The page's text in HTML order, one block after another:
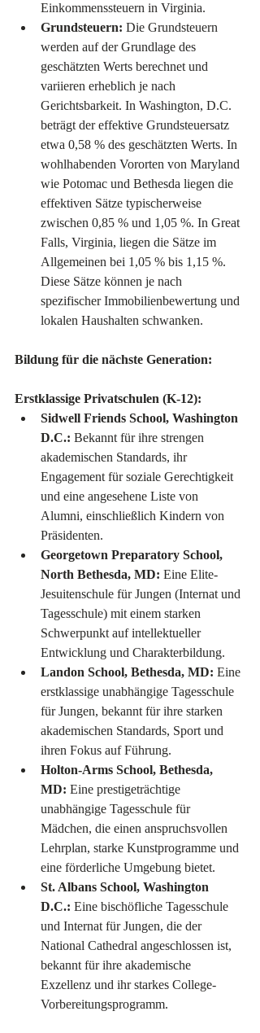
Einkommenssteuern in Virginia.
Grundsteuern: Die Grundsteuern
werden auf der Grundlage des
geschätzten Werts berechnet und
variieren erheblich je nach
Gerichtsbarkeit. In Washington, D.C.
beträgt der effektive Grundsteuersatz
etwa 0,58 % des geschätzten Werts. In
wohlhabenden Vororten von Maryland
wie Potomac und Bethesda liegen die
effektiven Sätze typischerweise
zwischen 0,85 % und 1,05 %. In Great
Falls, Virginia, liegen die Sätze im
Allgemeinen bei 1,05 % bis 1,15 %.
Diese Sätze können je nach
spezifischer Immobilienbewertung und
lokalen Haushalten schwanken.
Bildung für die nächste Generation:
Erstklassige Privatschulen (K-12):
Sidwell Friends School, Washington
D.C.: Bekannt für ihre strengen
akademischen Standards, ihr
Engagement für soziale Gerechtigkeit
und eine angesehene Liste von
Alumni, einschließlich Kindern von
Präsidenten.
Georgetown Preparatory School,
North Bethesda, MD: Eine Elite-
Jesuitenschule für Jungen (Internat und
Tagesschule) mit einem starken
Schwerpunkt auf intellektueller
Entwicklung und Charakterbildung.
Landon School, Bethesda, MD: Eine
erstklassige unabhängige Tagesschule
für Jungen, bekannt für ihre starken
akademischen Standards, Sport und
ihren Fokus auf Führung.
Holton-Arms School, Bethesda,
MD: Eine prestigeträchtige
unabhängige Tagesschule für
Mädchen, die einen anspruchsvollen
Lehrplan, starke Kunstprogramme und
eine förderliche Umgebung bietet.
St. Albans School, Washington
D.C.: Eine bischöfliche Tagesschule
und Internat für Jungen, die der
National Cathedral angeschlossen ist,
bekannt für ihre akademische
Exzellenz und ihr starkes College-
Vorbereitungsprogramm.